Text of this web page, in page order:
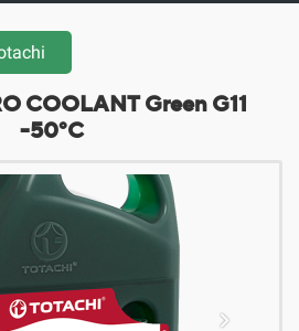
COOLANT Green G11
-50°C